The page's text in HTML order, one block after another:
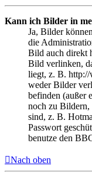
Kann ich Bilder in
Ja, Bilder
die
Bild auch direkt
Bild verlinken,
liegt, z. B.
weder Bilder
befinden (außer
noch zu Bildern,
sind, z. B.
Passwort
benutze den
Nach oben